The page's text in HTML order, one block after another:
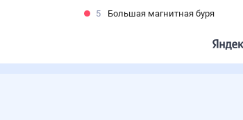
5
Большая магнитная буря